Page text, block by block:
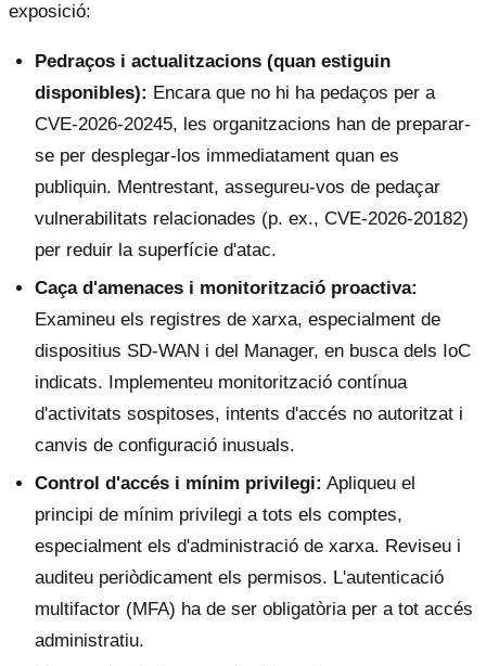
exposició:
Pedraços i actualitzacions (quan estiguin
disponibles): Encara que no hi ha pedaços per a
CVE-2026-20245, les organitzacions han de preparar-
se per desplegar-los immediatament quan es
publiquin. Mentrestant, assegureu-vos de pedaçar
vulnerabilitats relacionades (p. ex., CVE-2026-20182)
per reduir la superfície d'atac.
Caça d'amenaces i monitorització proactiva:
Examineu els registres de xarxa, especialment de
dispositius SD-WAN i del Manager, en busca dels IoC
indicats. Implementeu monitorització contínua
d'activitats sospitoses, intents d'accés no autoritzat i
canvis de configuració inusuals.
Control d'accés i mínim privilegi: Apliqueu el
principi de mínim privilegi a tots els comptes,
especialment els d'administració de xarxa. Reviseu i
auditeu periòdicament els permisos. L'autenticació
multifactor (MFA) ha de ser obligatòria per a tot accés
administratiu.